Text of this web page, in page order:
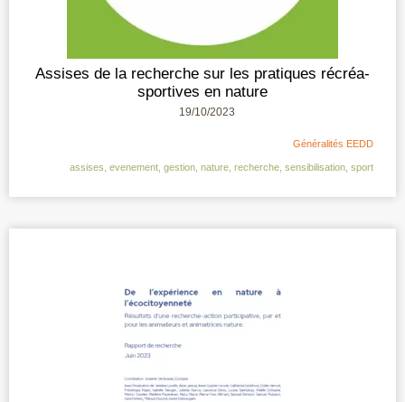
Assises de la recherche sur les pratiques récréa-
sportives en nature
19/10/2023
Généralités EEDD
assises evenement gestion nature recherche sensibilisation sport